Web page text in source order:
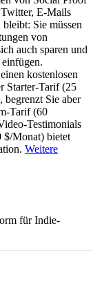
E-Mails
Sie müssen
von
auch sparen und
kostenlosen
Starter-Tarif (25
begrenzt Sie aber
Tarif (60
Testimonials
$/Monat) bietet
Weitere
für Indie-